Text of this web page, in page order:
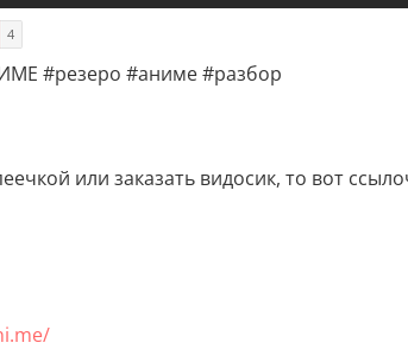
4
#резеро #аниме #разбор
или заказать видосик, то вот